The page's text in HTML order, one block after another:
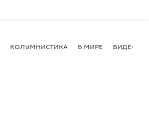
КОЛУМНИСТИКА В МИРЕ ВИДЕО